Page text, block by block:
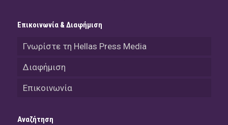
Επικοινωνία & Διαφήμιση
Γνωρίστε τη Hellas Press Media
Διαφήμιση
Επικοινωνία
Αναζήτηση